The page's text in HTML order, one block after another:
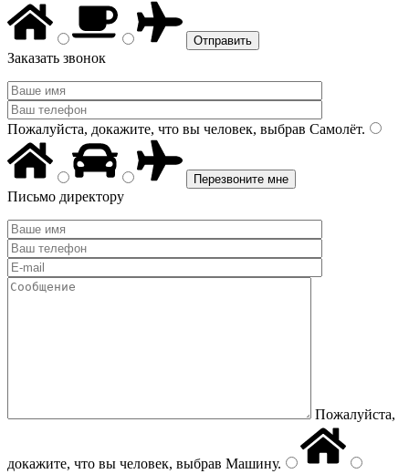
Заказать звонок
Пожалуйста, докажите, что вы человек, выбрав Самолёт.
Письмо директору
Пожалуйста,
докажите, что вы человек, выбрав Машину.